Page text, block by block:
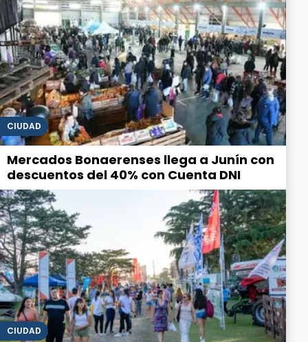
CIUDAD
Mercados Bonaerenses llega a Junín con
descuentos del 40% con Cuenta DNI
CIUDAD